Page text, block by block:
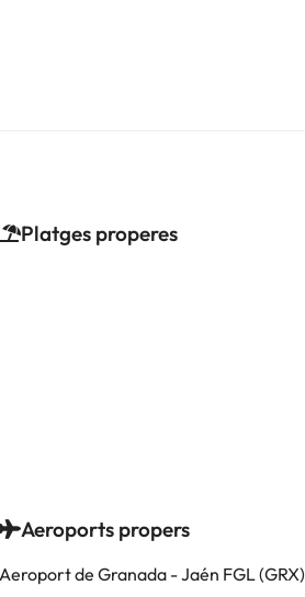
Platges properes
Aeroports propers
Aeroport de Granada - Jaén FGL (GRX)